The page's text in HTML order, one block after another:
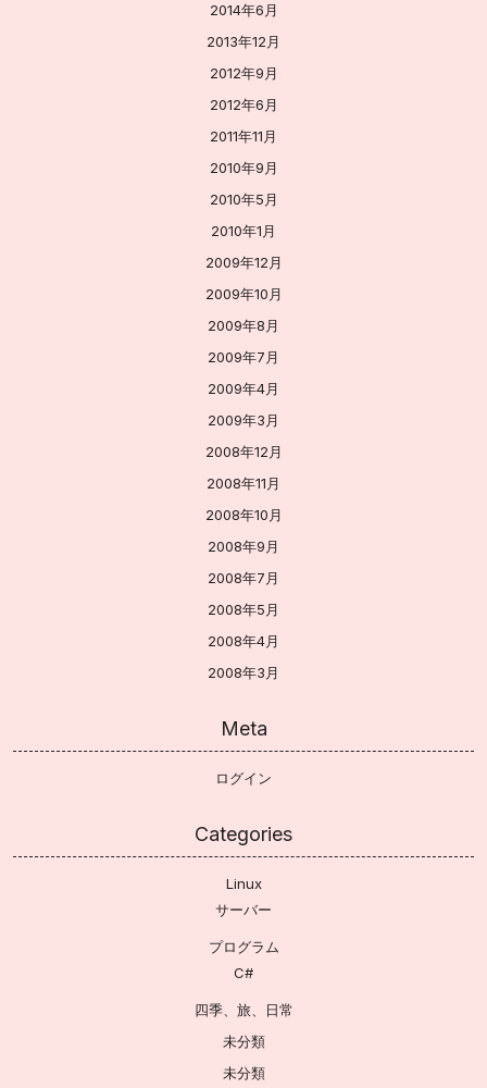
2014年6月
2013年12月
2012年9月
2012年6月
2011年11月
2010年9月
2010年5月
2010年1月
2009年12月
2009年10月
2009年8月
2009年7月
2009年4月
2009年3月
2008年12月
2008年11月
2008年10月
2008年9月
2008年7月
2008年5月
2008年4月
2008年3月
Meta
ログイン
Categories
Linux
サーバー
プログラム
C#
四季、旅、日常
未分類
未分類